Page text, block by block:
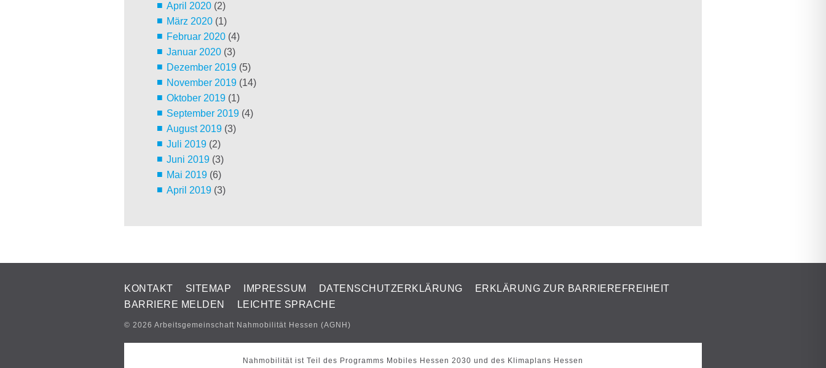
April 2020(2)
März 2020(1)
Februar 2020(4)
Januar 2020(3)
Dezember 2019(5)
November 2019(14)
Oktober 2019(1)
September 2019(4)
August 2019(3)
Juli 2019(2)
Juni 2019(3)
Mai 2019(6)
April 2019(3)
KONTAKT SITEMAP IMPRESSUM DATENSCHUTZERKLÄRUNG
ERKLÄRUNG ZUR BARRIEREFREIHEIT
BARRIERE MELDEN
LEICHTE SPRACHE
© 2026 Arbeitsgemeinschaft Nahmobilität Hessen (AGNH)
Nahmobilität ist Teil des Programms Mobiles Hessen 2030 und des Klimaplans Hessen